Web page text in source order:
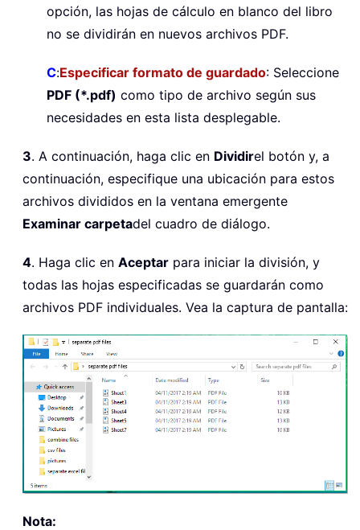
opción, las hojas de cálculo en blanco del libro
no se dividirán en nuevos archivos PDF.
C:Especificar formato de guardado: Seleccione
PDF (*.pdf) como tipo de archivo según sus
necesidades en esta lista desplegable.
3. A continuación, haga clic en Dividirel botón y, a
continuación, especifique una ubicación para estos
archivos divididos en la ventana emergente
Examinar carpetadel cuadro de diálogo.
4. Haga clic en Aceptar para iniciar la división, y
todas las hojas especificadas se guardarán como
archivos PDF individuales. Vea la captura de pantalla:
Nota: